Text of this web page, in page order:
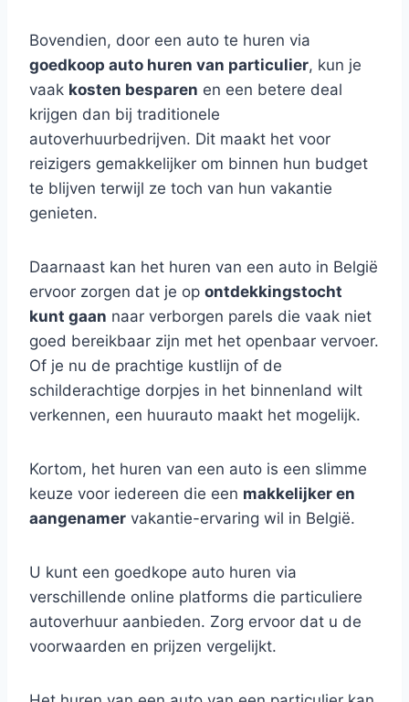
Bovendien, door een auto te huren via
goedkoop auto huren van particulier, kun je
vaak kosten besparen en een betere deal
krijgen dan bij traditionele
autoverhuurbedrijven. Dit maakt het voor
reizigers gemakkelijker om binnen hun budget
te blijven terwijl ze toch van hun vakantie
genieten.
Daarnaast kan het huren van een auto in België
ervoor zorgen dat je op ontdekkingstocht
kunt gaan naar verborgen parels die vaak niet
goed bereikbaar zijn met het openbaar vervoer.
Of je nu de prachtige kustlijn of de
schilderachtige dorpjes in het binnenland wilt
verkennen, een huurauto maakt het mogelijk.
Kortom, het huren van een auto is een slimme
keuze voor iedereen die een makkelijker en
aangenamer vakantie-ervaring wil in België.
U kunt een goedkope auto huren via
verschillende online platforms die particuliere
autoverhuur aanbieden. Zorg ervoor dat u de
voorwaarden en prijzen vergelijkt.